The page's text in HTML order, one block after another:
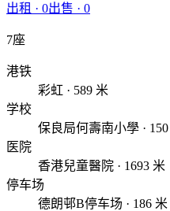
出租 · 0出售 · 0
7座
港铁
彩虹 · 589 米
学校
保良局何壽南小學 ·
医院
香港兒童醫院 · 1693 米
停车场
德朗邨B停车场 · 186 米